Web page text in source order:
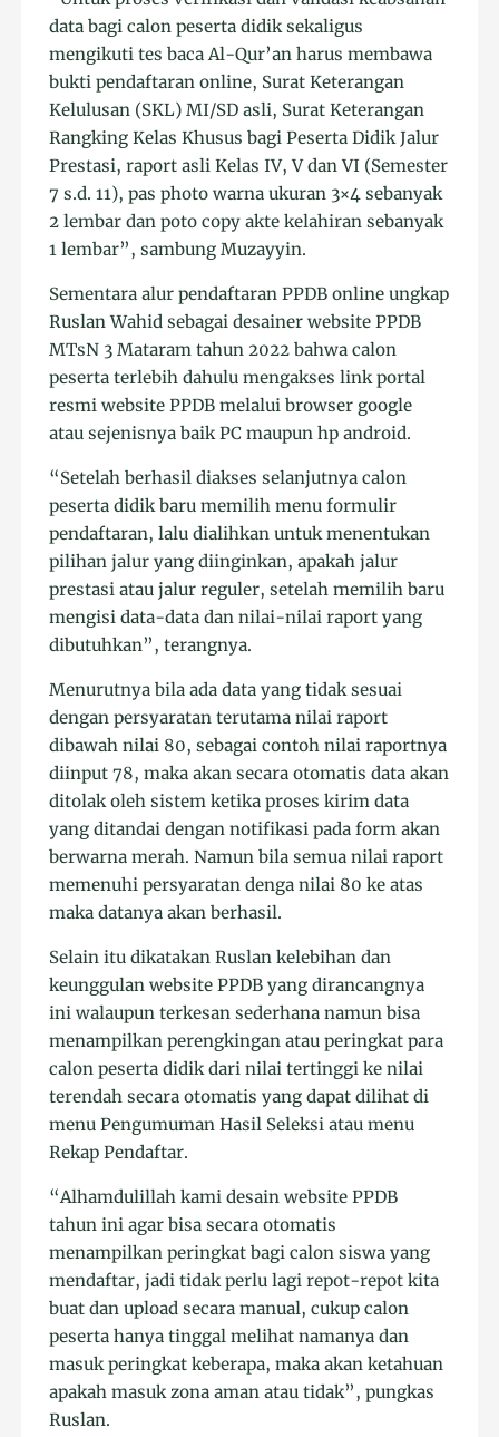
data bagi calon peserta didik sekaligus
mengikuti tes baca Al-Qur’an harus membawa
bukti pendaftaran online, Surat Keterangan
Kelulusan (SKL) MI/SD asli, Surat Keterangan
Rangking Kelas Khusus bagi Peserta Didik Jalur
Prestasi, raport asli Kelas IV, V dan VI (Semester
7 s.d. 11), pas photo warna ukuran 3×4 sebanyak
2 lembar dan poto copy akte kelahiran sebanyak
1 lembar”, sambung Muzayyin.
Sementara alur pendaftaran PPDB online ungkap
Ruslan Wahid sebagai desainer website PPDB
MTsN 3 Mataram tahun 2022 bahwa calon
peserta terlebih dahulu mengakses link portal
resmi website PPDB melalui browser google
atau sejenisnya baik PC maupun hp android.
“Setelah berhasil diakses selanjutnya calon
peserta didik baru memilih menu formulir
pendaftaran, lalu dialihkan untuk menentukan
pilihan jalur yang diinginkan, apakah jalur
prestasi atau jalur reguler, setelah memilih baru
mengisi data-data dan nilai-nilai raport yang
dibutuhkan”, terangnya.
Menurutnya bila ada data yang tidak sesuai
dengan persyaratan terutama nilai raport
dibawah nilai 80, sebagai contoh nilai raportnya
diinput 78, maka akan secara otomatis data akan
ditolak oleh sistem ketika proses kirim data
yang ditandai dengan notifikasi pada form akan
berwarna merah. Namun bila semua nilai raport
memenuhi persyaratan denga nilai 80 ke atas
maka datanya akan berhasil.
Selain itu dikatakan Ruslan kelebihan dan
keunggulan website PPDB yang dirancangnya
ini walaupun terkesan sederhana namun bisa
menampilkan perengkingan atau peringkat para
calon peserta didik dari nilai tertinggi ke nilai
terendah secara otomatis yang dapat dilihat di
menu Pengumuman Hasil Seleksi atau menu
Rekap Pendaftar.
“Alhamdulillah kami desain website PPDB
tahun ini agar bisa secara otomatis
menampilkan peringkat bagi calon siswa yang
mendaftar, jadi tidak perlu lagi repot-repot kita
buat dan upload secara manual, cukup calon
peserta hanya tinggal melihat namanya dan
masuk peringkat keberapa, maka akan ketahuan
apakah masuk zona aman atau tidak”, pungkas
Ruslan.